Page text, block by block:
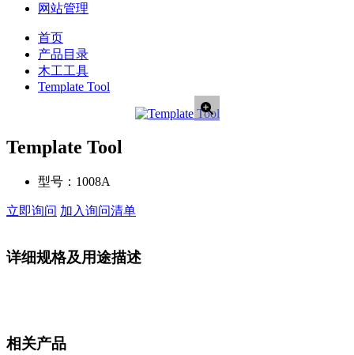
网站管理
首页
产品目录
木工工具
Template Tool
Template Tool
型号： 1008A
立即询问 加入询问清单
详细规格及用途描述
相关产品